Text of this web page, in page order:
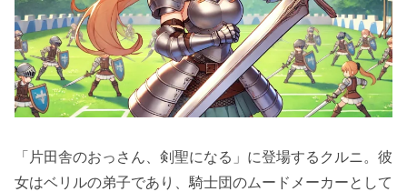
「片田舎のおっさん、剣聖になる」に登場するクルニ。彼
女はベリルの弟子であり、騎士団のムードメーカーとして